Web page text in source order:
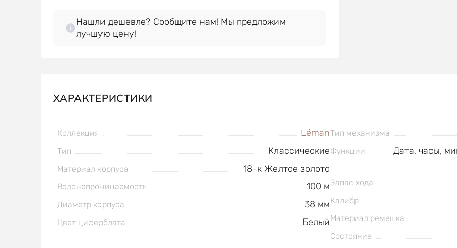
Нашли дешевле? Сообщите нам! Мы предложим
лучшую цену!
ХАРАКТЕРИСТИКИ
Коллекция Léman
Тип Классические
Материал корпуса 18-к Желтое золото
Водонепроницаемость 100 м
Диаметр корпуса 38 мм
Цвет циферблата Белый
Тип механизма
Функции
Дата, часы,
Запас хода
Калибр
Материал ремешка
Состояние